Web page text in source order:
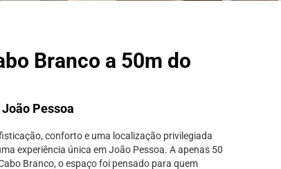
Branco a 50m do
Pessoa
conforto e uma localização privilegiada
experiência única em João Pessoa. A apenas 50
Branco, o espaço foi pensado para quem